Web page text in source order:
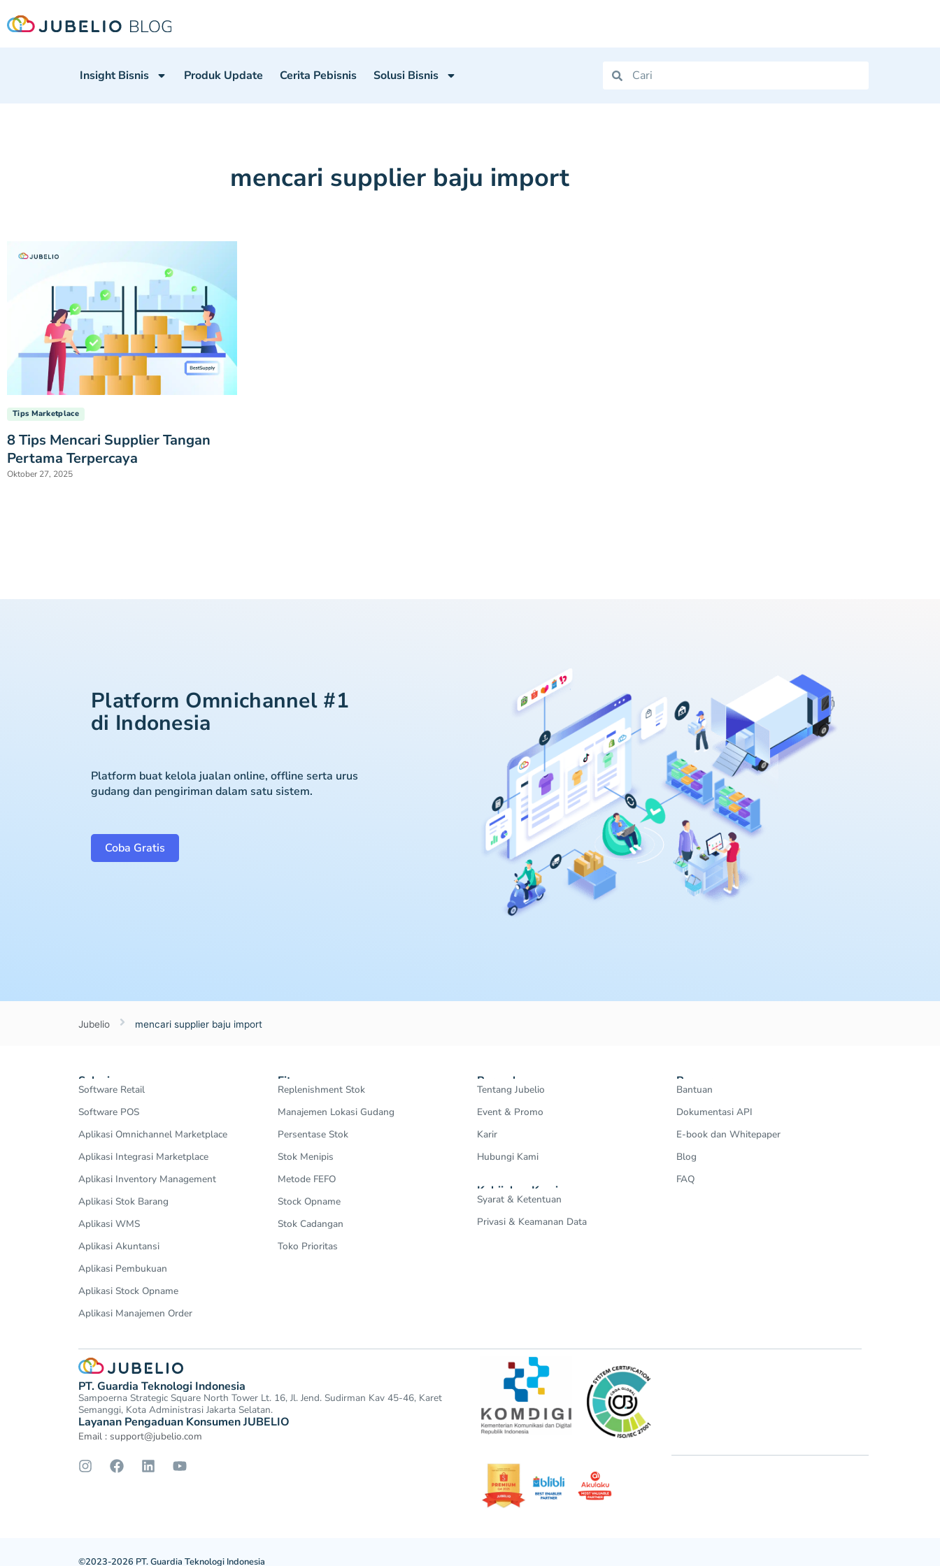
Insight Bisnis Produk Update Cerita Pebisnis Solusi Bisnis
mencari supplier baju import
Tips Marketplace
8 Tips Mencari Supplier Tangan
Pertama Terpercaya
Oktober 27, 2025
Platform Omnichannel #1
di Indonesia
Platform buat kelola jualan online, offline serta urus
gudang dan pengiriman dalam satu sistem.
Coba Gratis
Jubelio mencari supplier baju import
Solusi
Software Retail
Software POS
Aplikasi Omnichannel Marketplace
Aplikasi Integrasi Marketplace
Aplikasi Inventory Management
Aplikasi Stok Barang
Aplikasi WMS
Aplikasi Akuntansi
Aplikasi Pembukuan
Aplikasi Stock Opname
Aplikasi Manajemen Order
Fitur
Replenishment Stok
Manajemen Lokasi Gudang
Persentase Stok
Stok Menipis
Metode FEFO
Stock Opname
Stok Cadangan
Toko Prioritas
Perusahaan
Tentang Jubelio
Event & Promo
Karir
Hubungi Kami
Kebijakan Kami
Syarat & Ketentuan
Privasi & Keamanan Data
Resources
Bantuan
Dokumentasi API
E-book dan Whitepaper
Blog
FAQ
PT. Guardia Teknologi Indonesia
Sampoerna Strategic Square North Tower Lt. 16, Jl. Jend. Sudirman Kav 45-46, Karet
Semanggi, Kota Administrasi Jakarta Selatan.
Layanan Pengaduan Konsumen JUBELIO
Email : support@jubelio.com
©2023-2026 PT. Guardia Teknologi Indonesia